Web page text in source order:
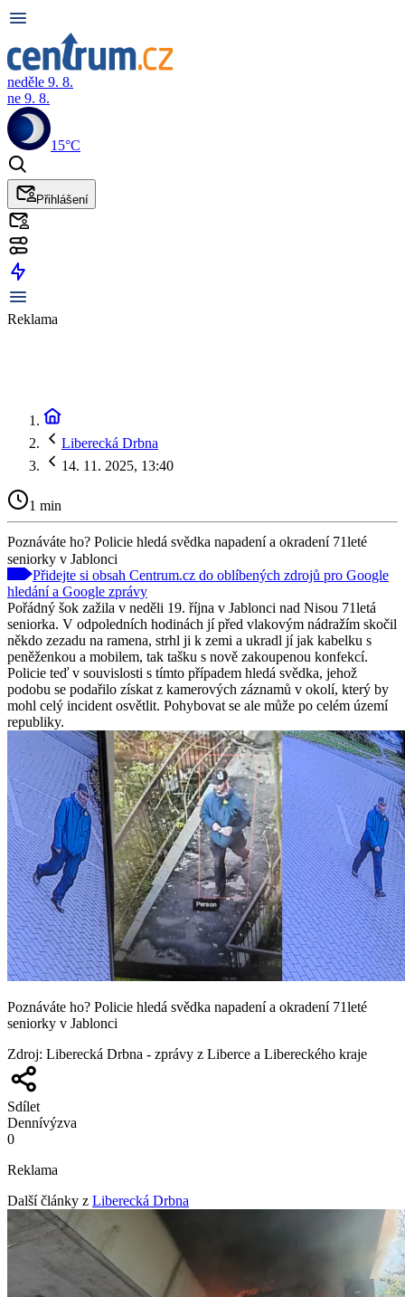
neděle 9. 8.
ne 9. 8.
15°C
Přihlášení
Reklama
Liberecká Drbna
14. 11. 2025, 13:40
1 min
Poznáváte ho? Policie hledá svědka napadení a okradení 71leté
seniorky v Jablonci
Přidejte si obsah Centrum.cz do oblíbených zdrojů pro Google
hledání a Google zprávy
Pořádný šok zažila v neděli 19. října v Jablonci nad Nisou 71letá
seniorka. V odpoledních hodinách jí před vlakovým nádražím skočil
někdo zezadu na ramena, strhl ji k zemi a ukradl jí jak kabelku s
peněženkou a mobilem, tak tašku s nově zakoupenou konfekcí.
Policie teď v souvislosti s tímto případem hledá svědka, jehož
podobu se podařilo získat z kamerových záznamů v okolí, který by
mohl celý incident osvětlit. Pohybovat se ale může po celém území
republiky.
Poznáváte ho? Policie hledá svědka napadení a okradení 71leté
seniorky v Jablonci
Zdroj: Liberecká Drbna - zprávy z Liberce a Libereckého kraje
Sdílet
Dennívýzva
0
Reklama
Další články z Liberecká Drbna